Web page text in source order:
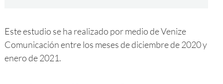
Este estudio se ha realizado por medio de Venize
Comunicación entre los meses de diciembre de 2020 y
enero de 2021.